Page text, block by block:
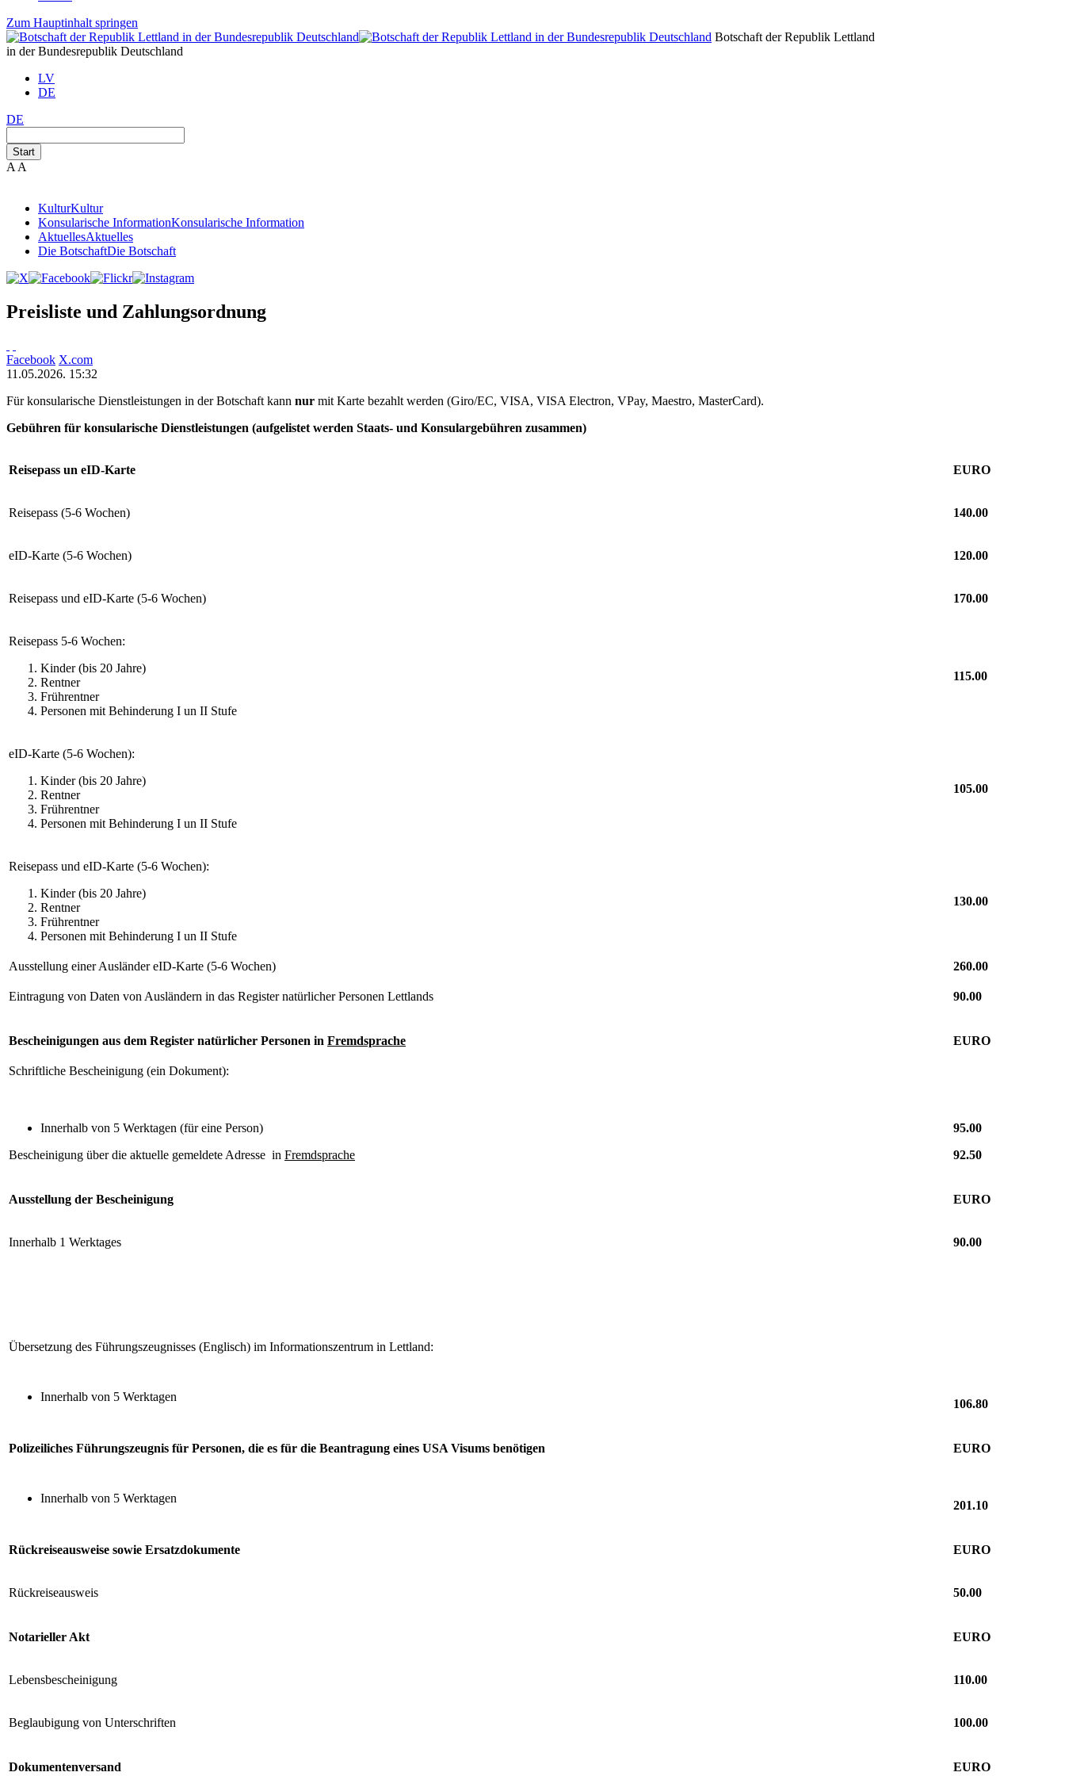
Zum Hauptinhalt springen
Botschaft der Republik Lettland
in der Bundesrepublik Deutschland
LV
DE
DE
Start
A A
KulturKultur
Konsularische InformationKonsularische Information
AktuellesAktuelles
Die BotschaftDie Botschaft
Preisliste und Zahlungsordnung
Facebook X.com
11.05.2026. 15:32
Für konsularische Dienstleistungen in der Botschaft kann nur mit Karte bezahlt werden (Giro/EC, VISA, VISA Electron, VPay, Maestro, MasterCard).
Gebühren für konsularische Dienstleistungen (aufgelistet werden Staats- und Konsulargebühren zusammen)
Reisepass un eID-Karte EURO
Reisepass (5-6 Wochen) 140.00
eID-Karte (5-6 Wochen) 120.00
Reisepass und eID-Karte (5-6 Wochen) 170.00
Reisepass 5-6 Wochen:
Kinder (bis 20 Jahre)
Rentner
Frührentner
Personen mit Behinderung I un II Stufe
115.00
eID-Karte (5-6 Wochen):
Kinder (bis 20 Jahre)
Rentner
Frührentner
Personen mit Behinderung I un II Stufe
105.00
Reisepass und eID-Karte (5-6 Wochen):
Kinder (bis 20 Jahre)
Rentner
Frührentner
Personen mit Behinderung I un II Stufe
130.00
Ausstellung einer Ausländer eID-Karte (5-6 Wochen) 260.00
Eintragung von Daten von Ausländern in das Register natürlicher Personen Lettlands 90.00
Bescheinigungen aus dem Register natürlicher Personen in Fremdsprache EURO
Schriftliche Bescheinigung (ein Dokument):
Innerhalb von 5 Werktagen (für eine Person)
Bescheinigung über die aktuelle gemeldete Adresse in Fremdsprache
95.00
92.50
Ausstellung der Bescheinigung EURO
Innerhalb 1 Werktages 90.00
Übersetzung des Führungszeugnisses (Englisch) im Informationszentrum in Lettland:
Innerhalb von 5 Werktagen
106.80
Polizeiliches Führungszeugnis für Personen, die es für die Beantragung eines USA Visums benötigen EURO
Innerhalb von 5 Werktagen
201.10
Rückreiseausweise sowie Ersatzdokumente EURO
Rückreiseausweis 50.00
Notarieller Akt EURO
Lebensbescheinigung 110.00
Beglaubigung von Unterschriften 100.00
Dokumentenversand EURO